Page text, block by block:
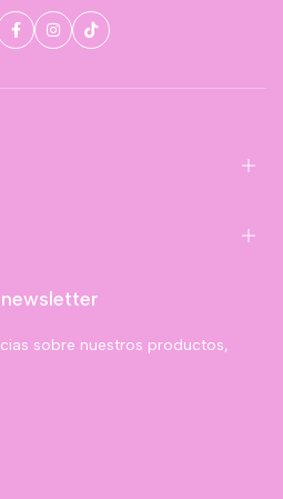
sobre nuestros productos,